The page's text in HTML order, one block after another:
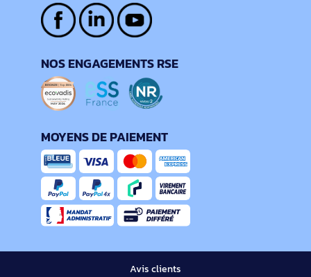
NOS ENGAGEMENTS RSE
MOYENS DE PAIEMENT
Avis clients